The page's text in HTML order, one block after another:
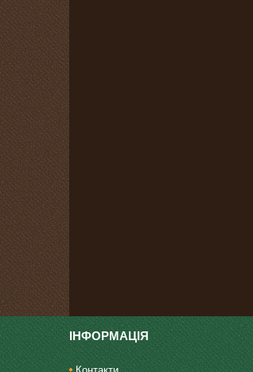
ІНФОРМАЦІЯ